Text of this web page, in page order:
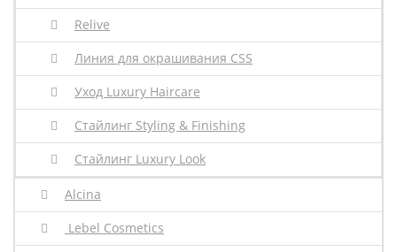
Relive
Линия для окрашивания CSS
Уход Luxury Haircare
Стайлинг Styling & Finishing
Стайлинг Luxury Look
Alcina
Lebel Cosmetics